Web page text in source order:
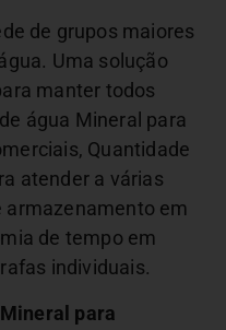
de grupos maiores
Uma solução
manter todos
água Mineral para
Quantidade
atender a várias
armazenamento em
de tempo em
individuais.
para